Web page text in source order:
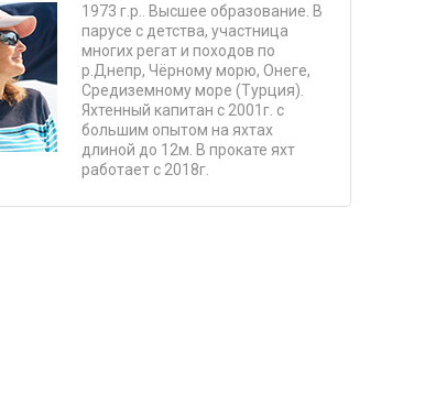
1973 г.р.. Высшее образование. В
парусе с детства, участница
многих регат и походов по
р.Днепр, Чёрному морю, Онеге,
Средиземному море (Турция).
Яхтенный капитан с 2001г. с
большим опытом на яхтах
длиной до 12м. В прокате яхт
работает с 2018г.